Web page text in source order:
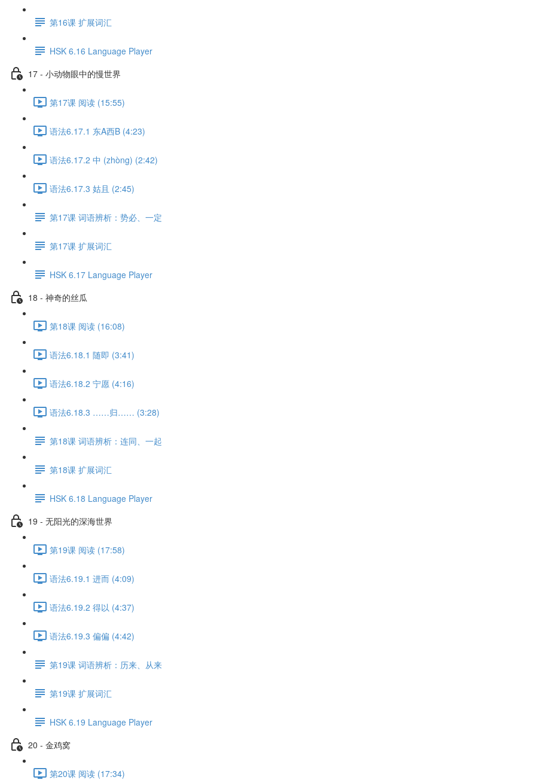
第16课 扩展词汇
HSK 6.16 Language Player
17 - 小动物眼中的慢世界
第17课 阅读 (15:55)
语法6.17.1 东A西B (4:23)
语法6.17.2 中 (zhòng) (2:42)
语法6.17.3 姑且 (2:45)
第17课 词语辨析：势必、一定
第17课 扩展词汇
HSK 6.17 Language Player
18 - 神奇的丝瓜
第18课 阅读 (16:08)
语法6.18.1 随即 (3:41)
语法6.18.2 宁愿 (4:16)
语法6.18.3 ……归…… (3:28)
第18课 词语辨析：连同、一起
第18课 扩展词汇
HSK 6.18 Language Player
19 - 无阳光的深海世界
第19课 阅读 (17:58)
语法6.19.1 进而 (4:09)
语法6.19.2 得以 (4:37)
语法6.19.3 偏偏 (4:42)
第19课 词语辨析：历来、从来
第19课 扩展词汇
HSK 6.19 Language Player
20 - 金鸡窝
第20课 阅读 (17:34)